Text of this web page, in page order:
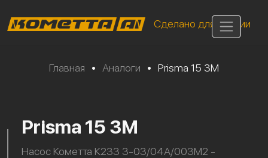
Сделано для России
Главная • Аналоги • Prisma 15 3M
Prisma 15 3M
Насос Кометта К233 3-03/04А/003М2 -